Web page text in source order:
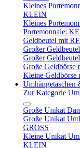
Kleines
KLEIN
Kleines
Portemonnaie:
Geldbeutel mit
Großer
Großer
Große Geldbörse
Kleine
Umhängetaschen
Zur Kategorie
Große Unikat
Große Unikat
GROSS
Kleine Unikat
KLEIN